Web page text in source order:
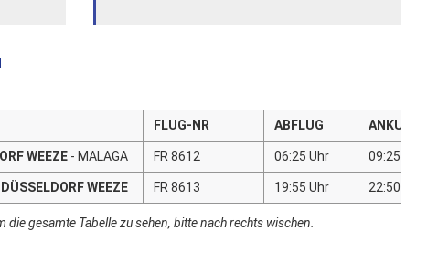
FLUG-NR ABFLUG ANKUNFT
WEEZE- MALAGA FR 8612 06:25 Uhr 09:25 Uhr
DÜSSELDORF WEEZE FR 8613 19:55 Uhr 22:50 Uhr
die gesamte Tabelle zu sehen, bitte nach rechts wischen.